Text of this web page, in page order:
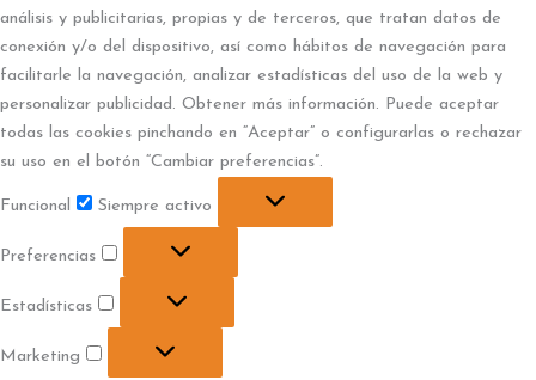
análisis y publicitarias, propias y de terceros, que tratan datos de
conexión y/o del dispositivo, así como hábitos de navegación para
facilitarle la navegación, analizar estadísticas del uso de la web y
personalizar publicidad. Obtener más información. Puede aceptar
todas las cookies pinchando en “Aceptar” o configurarlas o rechazar
su uso en el botón “Cambiar preferencias”.
Funcional Siempre activo
Preferencias
Estadísticas
Marketing